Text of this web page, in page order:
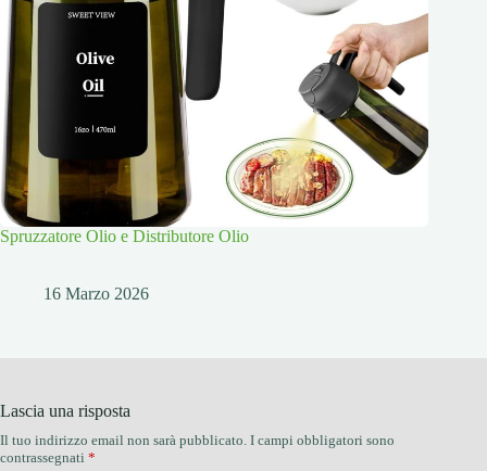
Spruzzatore Olio e Distributore Olio
16 Marzo 2026
Lascia una risposta
Il tuo indirizzo email non sarà pubblicato. I campi obbligatori sono
contrassegnati *